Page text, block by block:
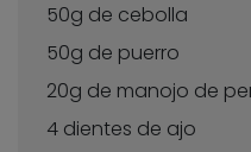
50g de cebolla
50g de puerro
20g de manojo de
4 dientes de ajo